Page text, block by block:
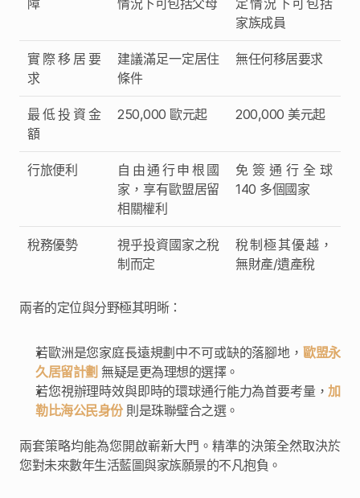
障 情況下可包括父母
定情況下可包括
家族成員
實際移居要
求
建議滿足一定居住
條件
無任何移居要求
最低投資金
額
250,000 歐元起 200,000 美元起
行旅便利
自由通行申根國
家，享有歐盟居留
相關權利
免簽通行全球
140 多個國家
稅務優勢
視乎投資國家之稅
制而定
稅制極其優越，
無財產/遺產稅
兩者的定位與分野極其明晰：
若歐洲是您家庭長遠規劃中不可或缺的落腳地， 歐盟永
久居留計劃 無疑是更為理想的選擇。
若您視辦理時效與即時的環球通行能力為首要考量，加
勒比海公民身份 則是珠聯璧合之選。
兩套策略均能為您開啟嶄新大門。精準的決策全然取決於
您對未來數年生活藍圖與家族願景的不凡抱負。